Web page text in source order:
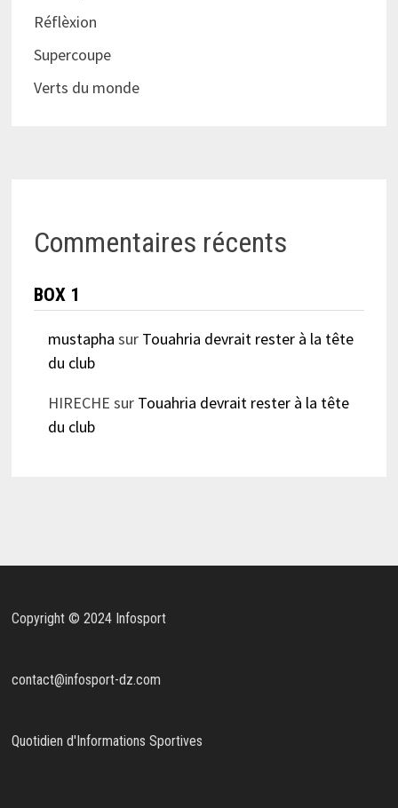
Réflèxion
Supercoupe
Verts du monde
Commentaires récents
BOX 1
mustapha sur Touahria devrait rester à la tête
du club
HIRECHE sur Touahria devrait rester à la tête
du club
Copyright © 2024 Infosport
contact@infosport-dz.com
Quotidien d'Informations Sportives